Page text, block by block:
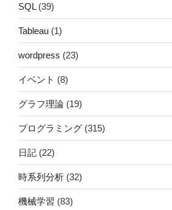
SQL(39)
Tableau (1)
wordpress (23)
イベント (8)
グラフ理論 (19)
プログラミング (315)
日記 (22)
時系列分析 (32)
機械学習 (83)